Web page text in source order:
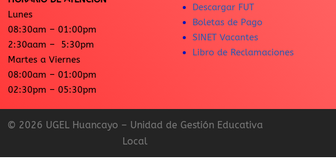
Lunes
08:30am – 01:00pm
2:30aam – 5:30pm
Martes a Viernes
08:00am – 01:00pm
02:30pm – 05:30pm
Descargar FUT
Boletas de Pago
SINET Vacantes
Libro de Reclamaciones
© 2026 UGEL Huancayo – Unidad de Gestión Educativa
Local